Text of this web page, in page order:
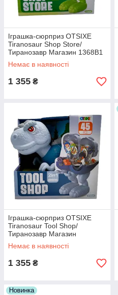
Іграшка-сюрприз OTSIXE
Tiranosaur Shop Store/
Тиранозавр Магазин 1368B1
Немає в наявності
1 355 ₴
Іграшка-сюрприз OTSIXE
Tiranosaur Tool Shop/
Тиранозавр Магазин
Інструментів 1368B7
Немає в наявності
1 355 ₴
Новинка